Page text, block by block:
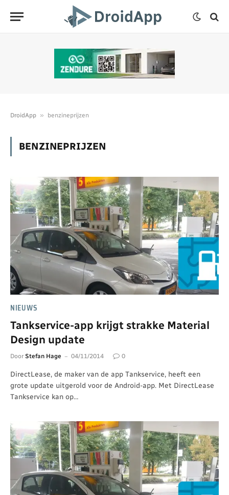
DroidApp » benzineprijzen
BENZINEPRIJZEN
NIEUWS
Tankservice-app krijgt strakke Material
Design update
Door Stefan Hage 04/11/2014 0
DirectLease, de maker van de app Tankservice, heeft een
grote update uitgerold voor de Android-app. Met DirectLease
Tankservice kan op…